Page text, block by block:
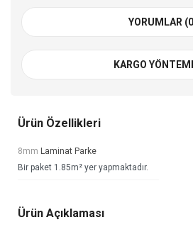
YORUMLAR
KARGO
Ürün Özellikleri
8mm Laminat Parke
Bir paket 1.85m² yer yapmaktadır.
Ürün Açıklaması